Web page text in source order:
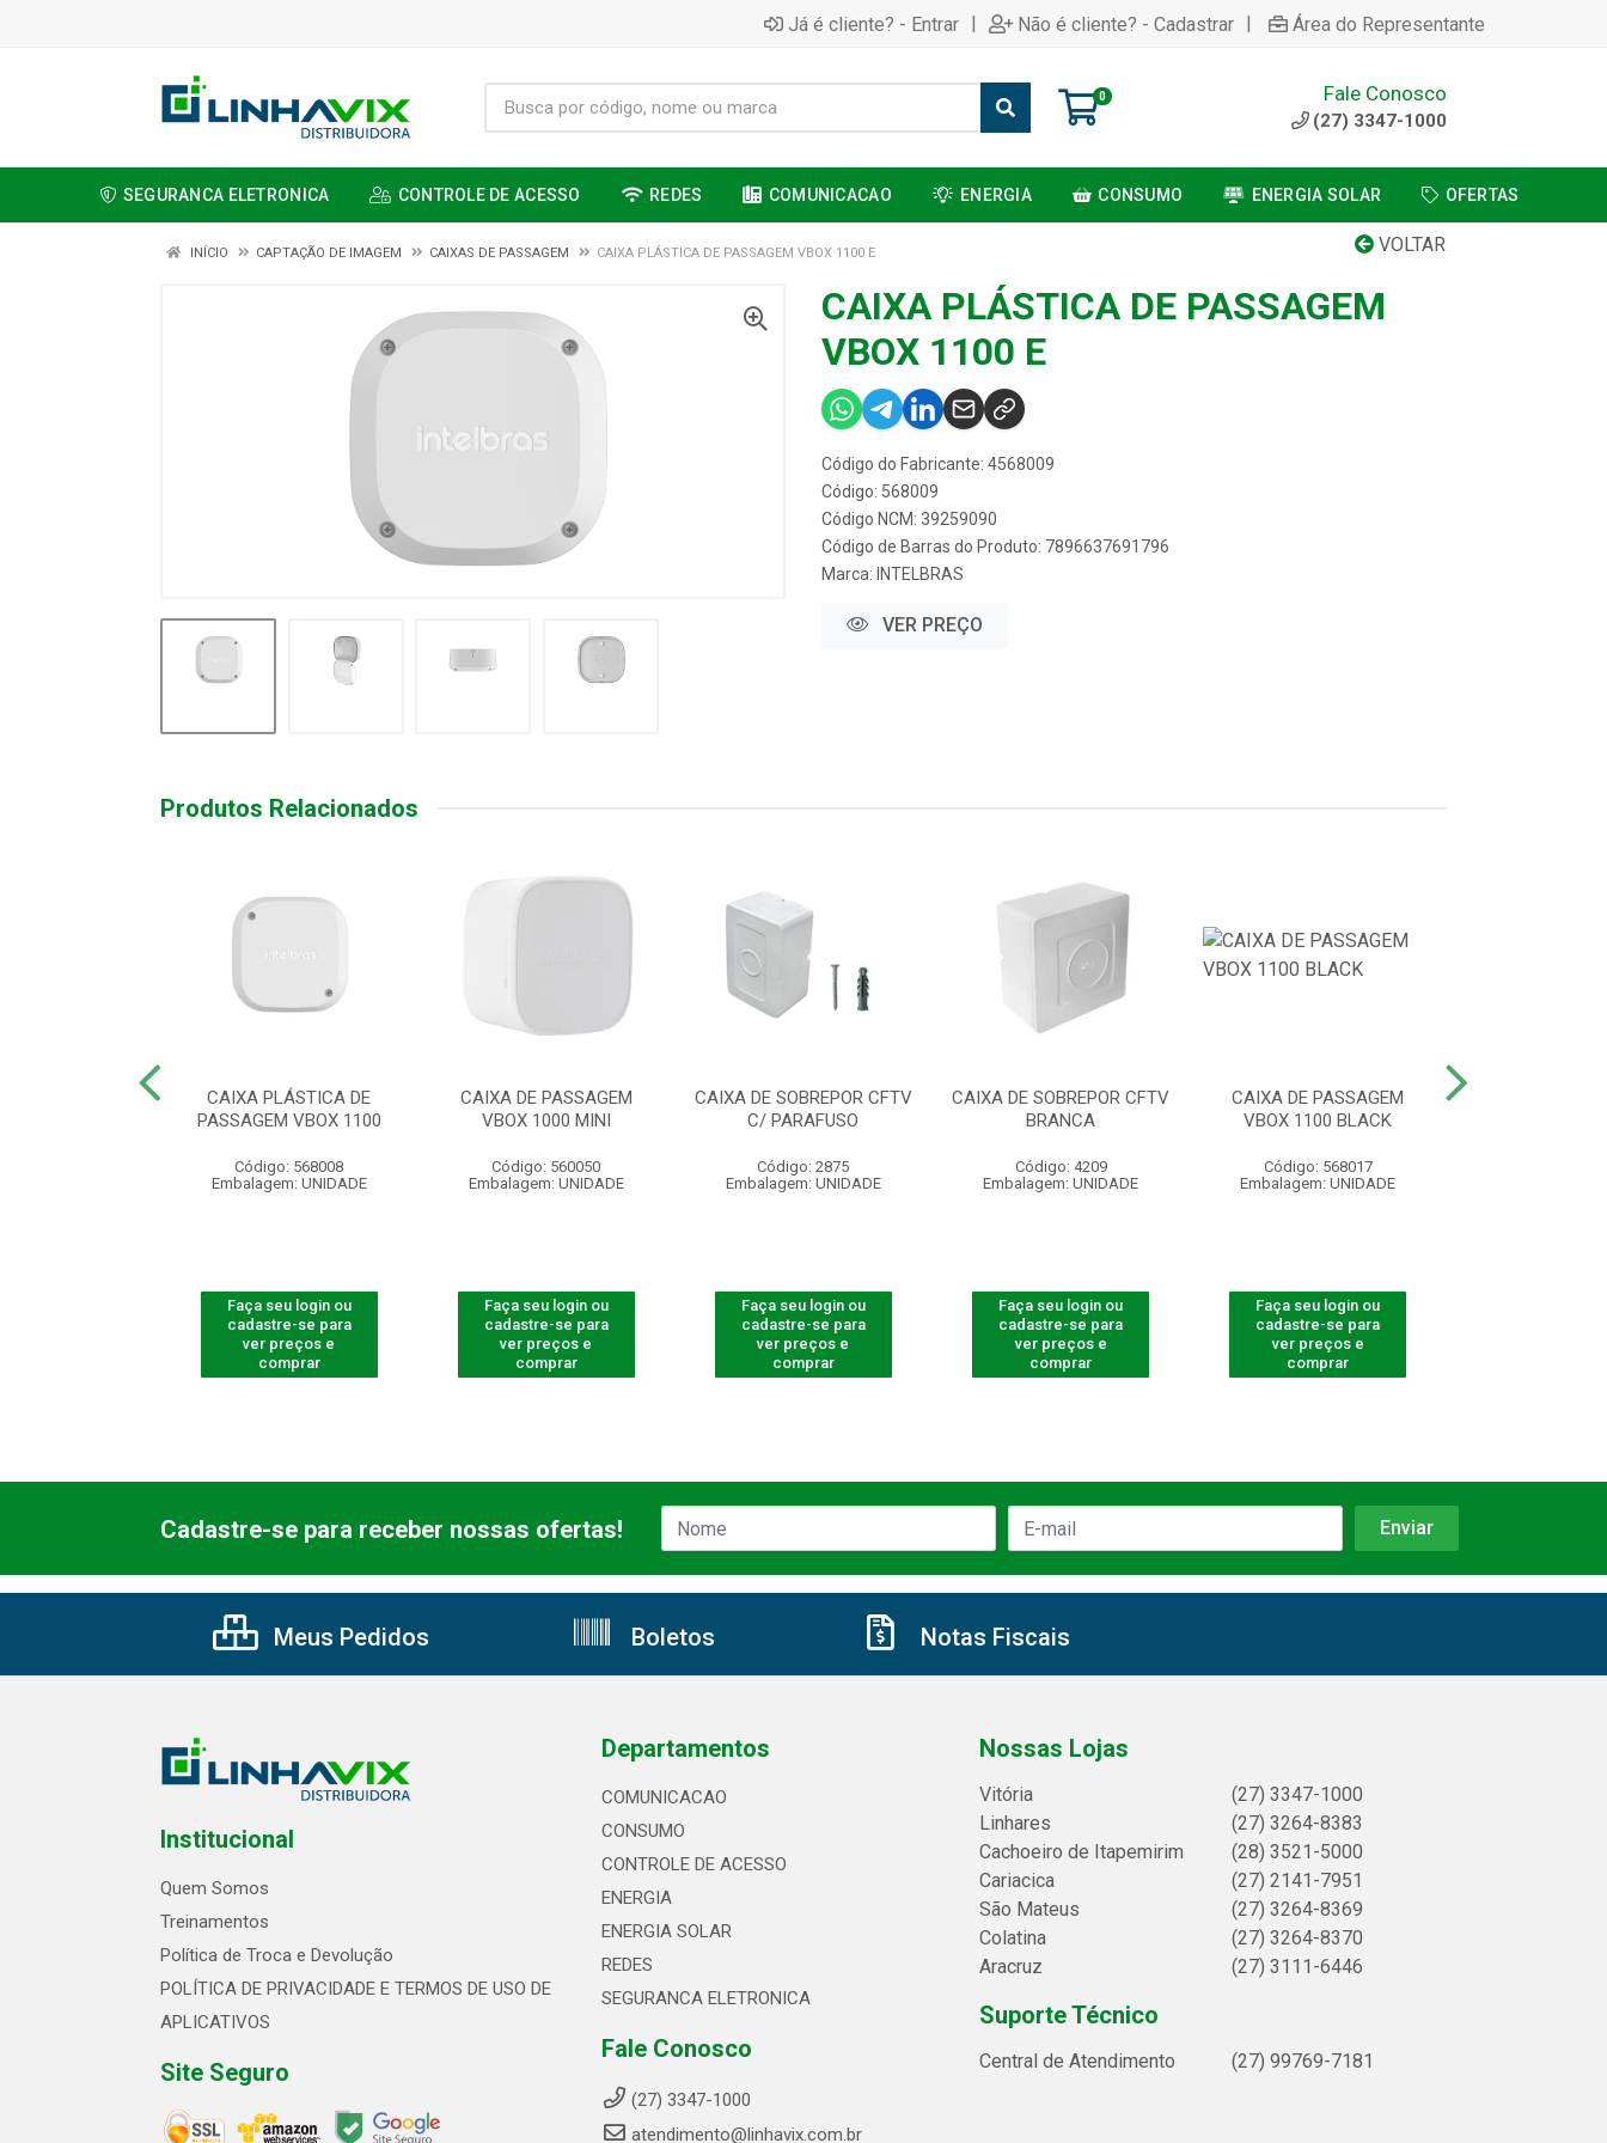
Já é cliente? - Entrar | Não é cliente? - Cadastrar | Área do Representante
0 Fale Conosco
(27) 3347-1000
SEGURANCA ELETRONICA CONTROLE DE ACESSO REDES COMUNICACAO ENERGIA CONSUMO ENERGIA SOLAR OFERTAS
VOLTAR
INÍCIO CAPTAÇÃO DE IMAGEM CAIXAS DE PASSAGEM CAIXA PLÁSTICA DE PASSAGEM VBOX 1100 E
CAIXA PLÁSTICA DE PASSAGEM
VBOX 1100 E
Código do Fabricante: 4568009
Código: 568009
Código NCM: 39259090
Código de Barras do Produto: 7896637691796
Marca: INTELBRAS
VER PREÇO
Produtos Relacionados
CAIXA PLÁSTICA DE
PASSAGEM VBOX 1100
Código: 568008
Embalagem: UNIDADE
Faça seu login ou
cadastre-se para
ver preços e
comprar
CAIXA DE PASSAGEM
VBOX 1000 MINI
Código: 560050
Embalagem: UNIDADE
Faça seu login ou
cadastre-se para
ver preços e
comprar
CAIXA DE SOBREPOR CFTV
C/ PARAFUSO
Código: 2875
Embalagem: UNIDADE
Faça seu login ou
cadastre-se para
ver preços e
comprar
CAIXA DE SOBREPOR CFTV
BRANCA
Código: 4209
Embalagem: UNIDADE
Faça seu login ou
cadastre-se para
ver preços e
comprar
CAIXA DE PASSAGEM
VBOX 1100 BLACK
Código: 568017
Embalagem: UNIDADE
Faça seu login ou
cadastre-se para
ver preços e
comprar
Cadastre-se para receber nossas ofertas!
Meus Pedidos Boletos Notas Fiscais
Institucional
Quem Somos
Treinamentos
Política de Troca e Devolução
POLÍTICA DE PRIVACIDADE E TERMOS DE USO DE
APLICATIVOS
Site Seguro
Departamentos
COMUNICACAO
CONSUMO
CONTROLE DE ACESSO
ENERGIA
ENERGIA SOLAR
REDES
SEGURANCA ELETRONICA
Fale Conosco
(27) 3347-1000
atendimento@linhavix.com.br
Nossas Lojas
Vitória
(27) 3347-1000
Linhares
(27) 3264-8383
Cachoeiro de Itapemirim
(28) 3521-5000
Cariacica
(27) 2141-7951
São Mateus
(27) 3264-8369
Colatina
(27) 3264-8370
Aracruz
(27) 3111-6446
Suporte Técnico
Central de Atendimento (27) 99769-7181